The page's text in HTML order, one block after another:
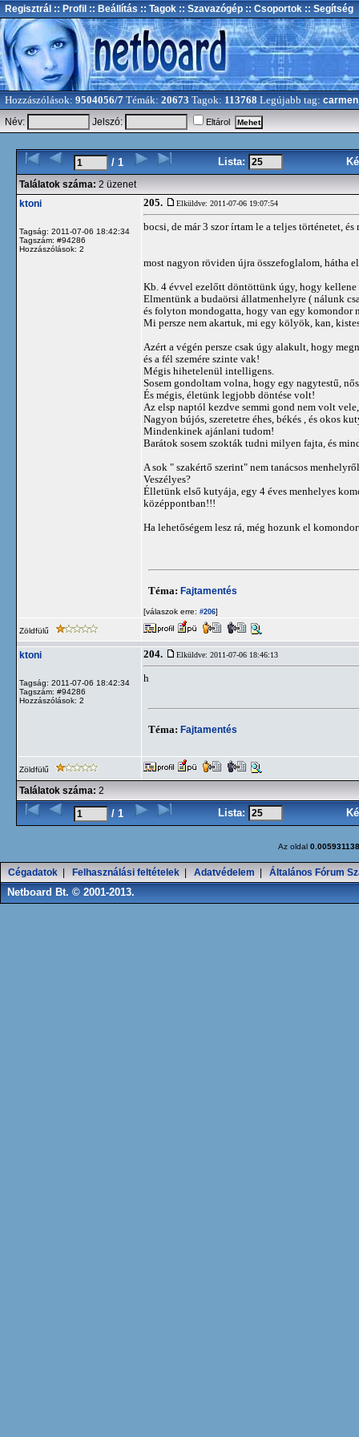
Regisztrál :: Profil :: Beállítás :: Tagok :: Szavazógép :: Csoportok :: Segítség
Hozzászólások: 9504056/7 Témák: 20673 Tagok: 113768 Legújabb tag:
Név:
Jelszó: Eltárol
/ 1 Lista:
Találatok száma: 2 üzenet
ktoni
Tagság: 2011-07-06 18:42:34
Tagszám: #94286
Hozzászólások: 2
205. Elküldve: 2011-07-06 19:07:54
bocsi, de már 3 szor írtam le a teljes történetet,
most nagyon röviden újra összefoglalom, hátha
Kb. 4 évvel ezelőtt döntöttünk úgy, hogy
Elmentünk a budaörsi állatmenhelyre ( nálunk
és folyton mondogatta, hogy van egy komondor
Mi persze nem akartuk, mi egy kölyök, kan,
Azért a végén persze csak úgy alakult, hogy
és a fél szemére szinte vak!
Mégis hihetelenül intelligens.
Sosem gondoltam volna, hogy egy nagytestű,
És mégis, életünk legjobb döntése volt!
Az elsp naptól kezdve semmi gond nem volt
Nagyon bújós, szeretetre éhes, békés , és okos
Mindenkinek ajánlani tudom!
Barátok sosem szokták tudni milyen fajta, és
A sok " szakértő szerint" nem tanácsos
Veszélyes?
Élletünk első kutyája, egy 4 éves menhelyes
középpontban!!!
Ha lehetőségem lesz rá, még hozunk el
Téma: Fajtamentés
[válaszok erre: #206]
Zöldfülű
ktoni
Tagság: 2011-07-06 18:42:34
Tagszám: #94286
Hozzászólások: 2
204. Elküldve: 2011-07-06 18:46:13
h
Téma: Fajtamentés
Zöldfülű
Találatok száma: 2
/ 1 Lista:
Az oldal
Cégadatok Felhasználási feltételek Adatvédelem Általános Fórum
Netboard Bt. © 2001-2013.